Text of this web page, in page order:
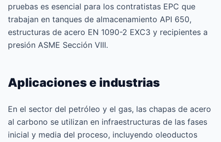
pruebas es esencial para los contratistas EPC que
trabajan en tanques de almacenamiento API 650,
estructuras de acero EN 1090-2 EXC3 y recipientes a
presión ASME Sección VIII.
Aplicaciones e industrias
En el sector del petróleo y el gas, las chapas de acero
al carbono se utilizan en infraestructuras de las fases
inicial y media del proceso, incluyendo oleoductos